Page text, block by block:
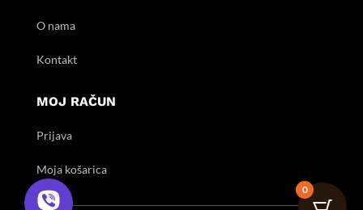
O nama
Kontakt
MOJ RAČUN
Prijava
Moja košarica
0